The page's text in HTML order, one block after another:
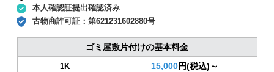
本人確認証提出確認済み
古物商許可証：第621231602880号
ゴミ屋敷片付けの基本料金
1K 15,000円(税込)～